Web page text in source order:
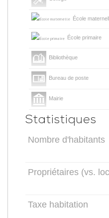
École
École primaire
Bibliothèque
Bureau de poste
Mairie
Statistiques
Nombre d'habitants
Propriétaires (vs.
Taxe habitation